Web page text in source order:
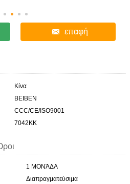
επαφή
Κίνα
BEIBEN
CCC/CE/ISO9001
7042KK
1 ΜΟΝΆΔΑ
Διαπραγματεύσιμα